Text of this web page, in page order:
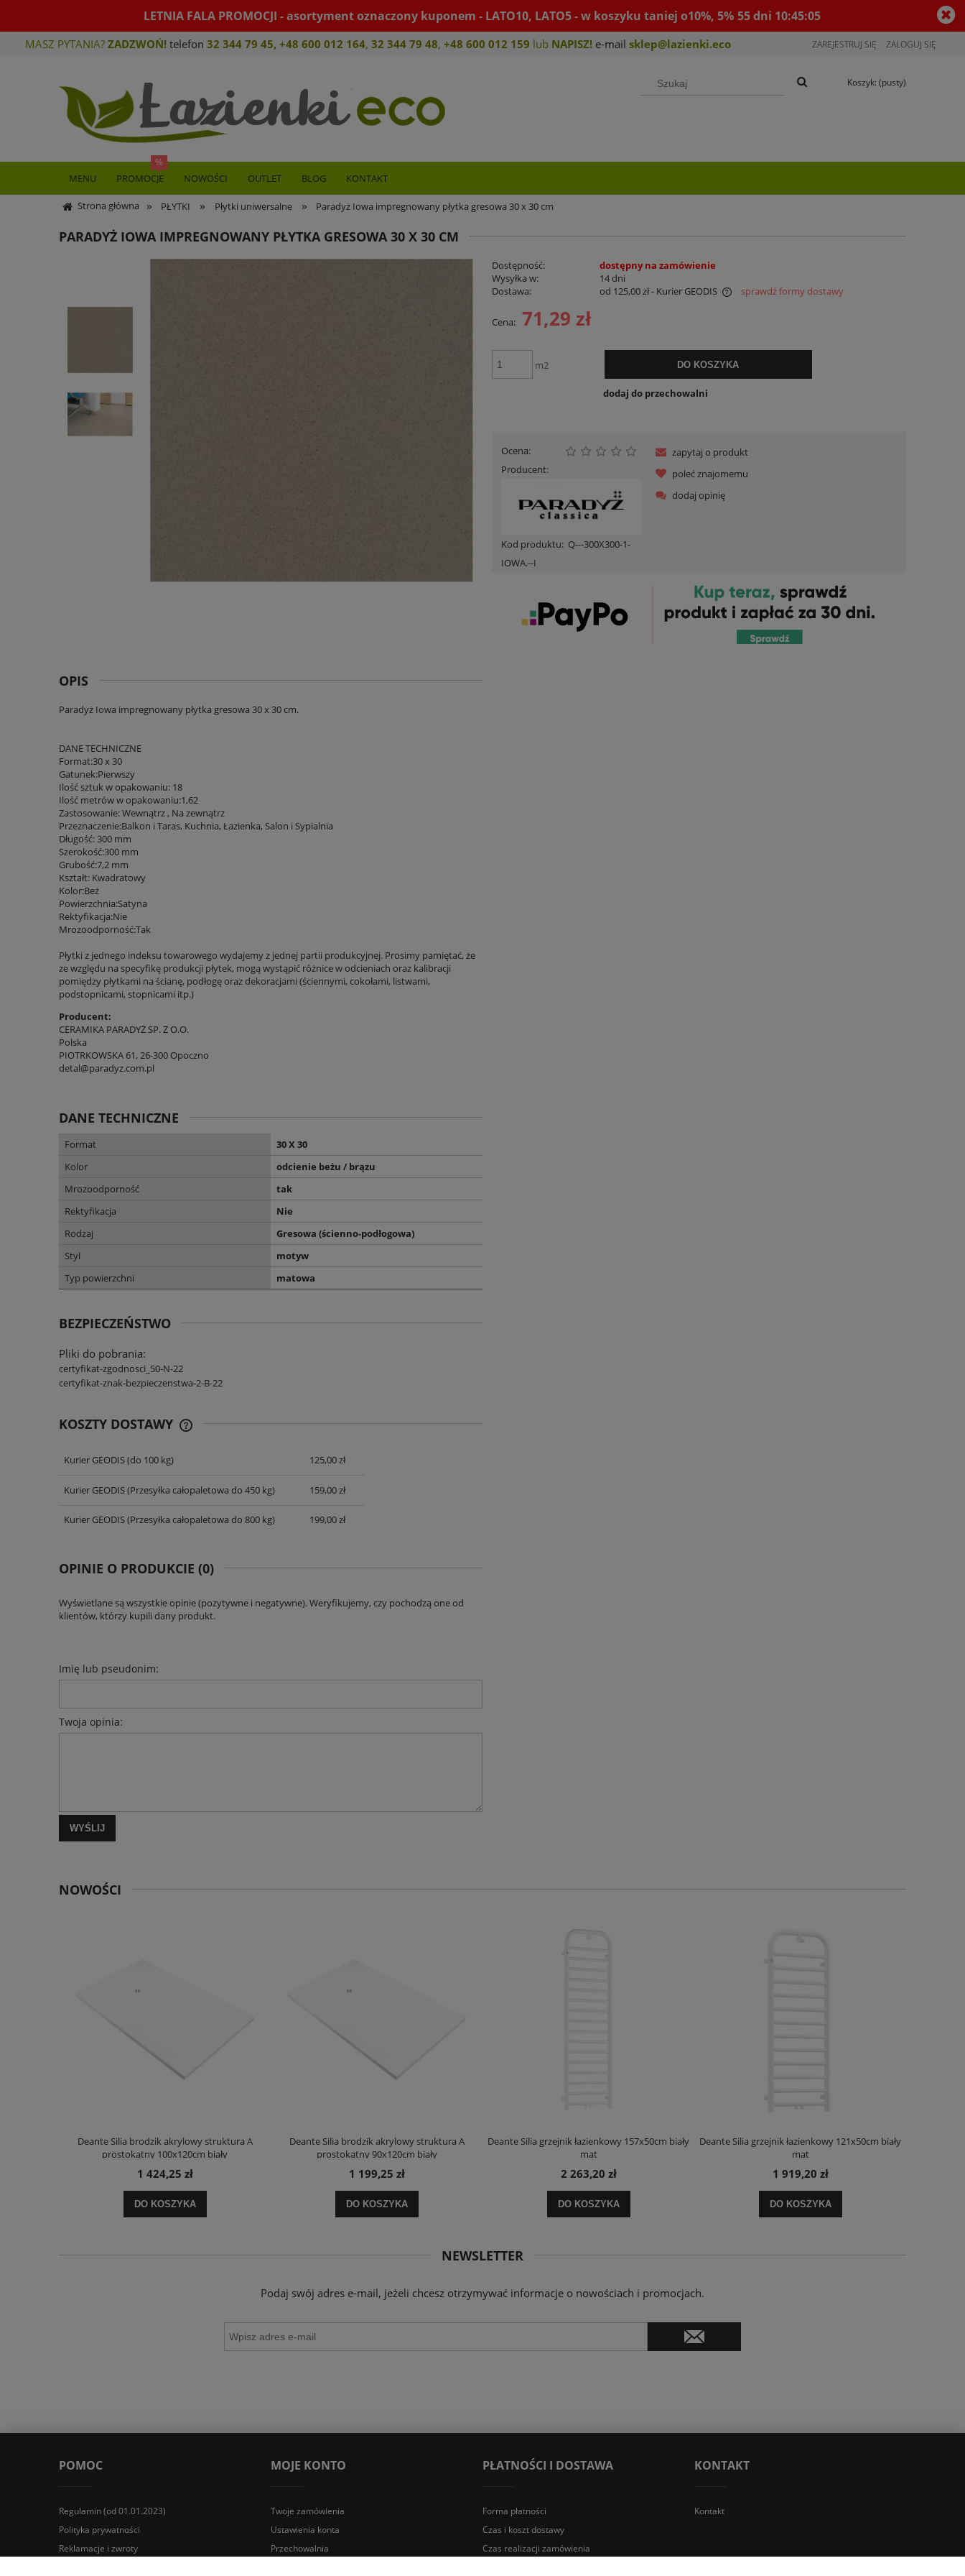
LETNIA FALA PROMOCJI - asortyment oznaczony kuponem - LATO10, LATO5 - w koszyku taniej o10%, 5% 55dni 10:45:04
MASZ PYTANIA? ZADZWOŃ! telefon 32 344 79 45, +48 600 012 164, 32 344 79 48, +48 600 012 159 lub NAPISZ! e-mail sklep@lazienki.eco ZAREJESTRUJ SIĘ ZALOGUJ SIĘ
Koszyk: (pusty)
MENU PROMOCJE NOWOŚCI OUTLET BLOG KONTAKT
Strona główna » PŁYTKI » Płytki uniwersalne » Paradyż Iowa impregnowany płytka gresowa 30 x 30 cm
PARADYŻ IOWA IMPREGNOWANY PŁYTKA GRESOWA 30 X 30 CM
Dostępność:
dostępny na zamówienie
Wysyłka w:
14 dni
Dostawa:
od 125,00 zł- Kurier GEODIS
Cena nie zawiera ewentualnych kosztów
sprawdź formy dostawy
Cena: 71,29 zł
m2 DO KOSZYKA
dodaj do przechowalni
Ocena:
Producent:
Kod produktu: Q---300X300-1-
IOWA.--I
zapytaj o produkt
poleć znajomemu
dodaj opinię
OPIS
Paradyż Iowa impregnowany płytka gresowa 30 x 30 cm.
DANE TECHNICZNE
Format:30 x 30
Gatunek:Pierwszy
Ilość sztuk w opakowaniu: 18
Ilość metrów w opakowaniu:1,62
Zastosowanie: Wewnątrz , Na zewnątrz
Przeznaczenie:Balkon i Taras, Kuchnia, Łazienka, Salon i Sypialnia
Długość: 300 mm
Szerokość:300 mm
Grubość:7,2 mm
Kształt: Kwadratowy
Kolor:Beż
Powierzchnia:Satyna
Rektyfikacja:Nie
Mrozoodporność:Tak
Płytki z jednego indeksu towarowego wydajemy z jednej partii produkcyjnej. Prosimy pamiętać, że
ze względu na specyfikę produkcji płytek, mogą wystąpić różnice w odcieniach oraz kalibracji
pomiędzy płytkami na ścianę, podłogę oraz dekoracjami (ściennymi, cokołami, listwami,
podstopnicami, stopnicami itp.)
Producent:
CERAMIKA PARADYŻ SP. Z O.O.
Polska
PIOTRKOWSKA 61, 26-300 Opoczno
detal@paradyz.com.pl
DANE TECHNICZNE
Format
30 X 30
Kolor
odcienie beżu / brązu
Mrozoodporność
tak
Rektyfikacja
Nie
Rodzaj
Gresowa (ścienno-podłogowa)
Styl
motyw
Typ powierzchni
matowa
BEZPIECZEŃSTWO
Pliki do pobrania:
certyfikat-zgodnosci_50-N-22
certyfikat-znak-bezpieczenstwa-2-B-22
KOSZTY DOSTAWY
CENA NIE ZAWIERA EWENTUALNYCH
Kurier GEODIS(do 100 kg) 125,00 zł
Kurier GEODIS(Przesyłka całopaletowa do 450 kg) 159,00 zł
Kurier GEODIS(Przesyłka całopaletowa do 800 kg) 199,00 zł
OPINIE O PRODUKCIE (0)
Wyświetlane są wszystkie opinie (pozytywne i negatywne). Weryfikujemy, czy pochodzą one od
klientów, którzy kupili dany produkt.
Imię lub pseudonim:
Twoja opinia:
WYŚLIJ
NOWOŚCI
Deante Silia brodzik akrylowy struktura A
prostokątny 100x120cm biały
1 424,25 zł
DO KOSZYKA
Deante Silia brodzik akrylowy struktura A
prostokątny 90x120cm biały
1 199,25 zł
DO KOSZYKA
Deante Silia grzejnik łazienkowy 157x50cm biały
mat
2 263,20 zł
DO KOSZYKA
Deante Silia grzejnik łazienkowy 121x50cm biały
mat
1 919,20 zł
DO KOSZYKA
NEWSLETTER
Podaj swój adres e-mail, jeżeli chcesz otrzymywać informacje o nowościach i promocjach.
POMOC
Regulamin (od 01.01.2023)
Polityka prywatności
Reklamacje i zwroty
MOJE KONTO
Twoje zamówienia
Ustawienia konta
Przechowalnia
PŁATNOŚCI I DOSTAWA
Forma płatności
Czas i koszt dostawy
Czas realizacji zamówienia
KONTAKT
Kontakt